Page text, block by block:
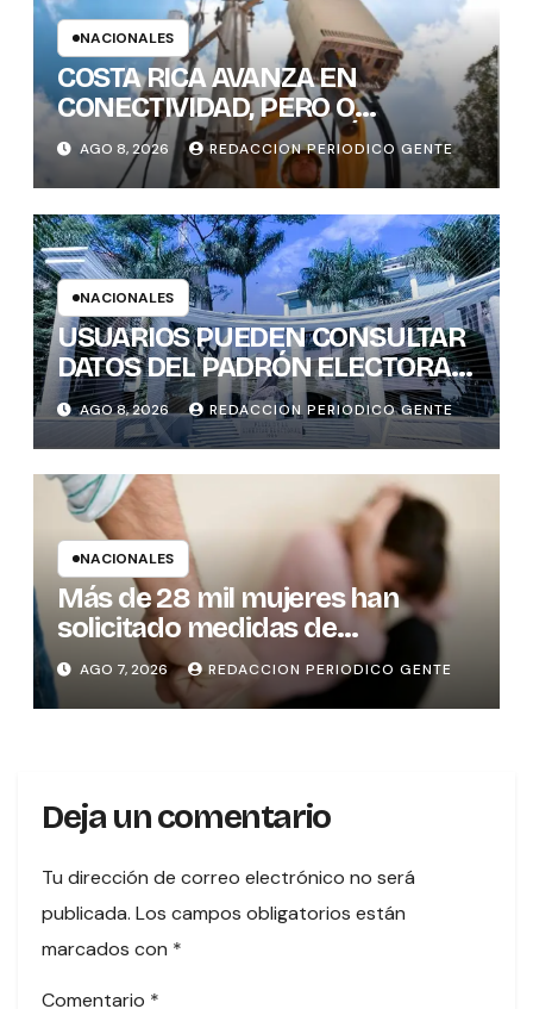
NACIONALES
COSTA RICA AVANZA EN
CONECTIVIDAD, PERO O
BRECHAS DIGITALES, AÚN DEJAN
REZAGADOS A CANTONES
RURALES
AGO 8, 2026 REDACCION PERIODICO GENTE
NACIONALES
USUARIOS PUEDEN CONSULTAR
DATOS DEL PADRÓN ELECTORAL
DE FORMA INTERACTIVA Y CON
GENERACIÓN INSTANTÁNEA DE
GRÁFICOS
AGO 8, 2026 REDACCION PERIODICO GENTE
NACIONALES
Más de 28 mil mujeres han
solicitado medidas de
protección
AGO 7, 2026 REDACCION PERIODICO GENTE
Deja un comentario
Tu dirección de correo electrónico no será
publicada. Los campos obligatorios están
marcados con *
Comentario *